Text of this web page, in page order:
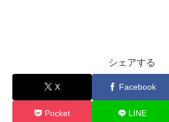
シェアする
X Facebook
Pocket LINE